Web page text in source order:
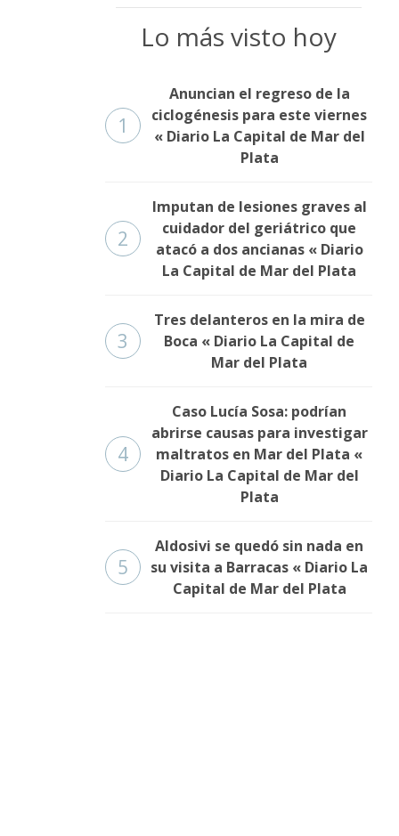
Lo más visto hoy
1
Anuncian el regreso de la
ciclogénesis para este viernes
« Diario La Capital de Mar del
Plata
2
Imputan de lesiones graves al
cuidador del geriátrico que
atacó a dos ancianas « Diario
La Capital de Mar del Plata
3
Tres delanteros en la mira de
Boca « Diario La Capital de
Mar del Plata
4
Caso Lucía Sosa: podrían
abrirse causas para investigar
maltratos en Mar del Plata «
Diario La Capital de Mar del
Plata
5
Aldosivi se quedó sin nada en
su visita a Barracas « Diario La
Capital de Mar del Plata